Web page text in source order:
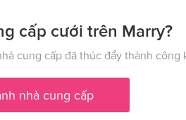
Dịch vụ cưới tại Lào Cai
Dịch vụ cưới tại Nghệ An
Dịch vụ cưới tại Hải Phòng
cấp cưới trên Marry?
cung cấp đã thúc đẩy thành
nhà cung cấp